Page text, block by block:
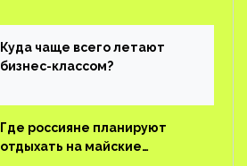
Куда чаще всего летают
бизнес-классом?
Где россияне планируют
отдыхать на майские